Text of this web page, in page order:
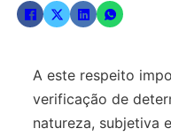
A este respeito
verificação de
natureza, subjetiva